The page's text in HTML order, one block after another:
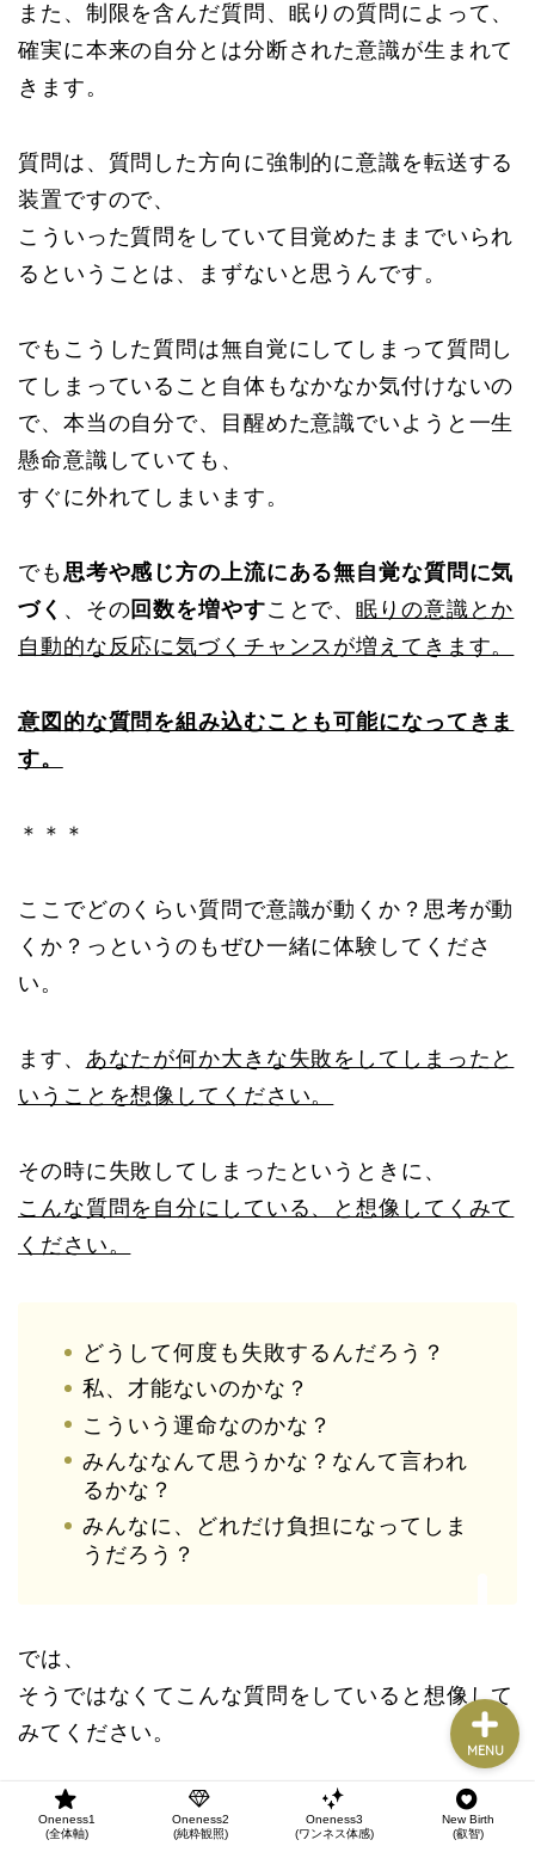
また、制限を含んだ質問、眠りの質問によって、
確実に本来の自分とは分断された意識が生まれて
きます。
質問は、質問した方向に強制的に意識を転送する
装置ですので、
こういった質問をしていて目覚めたままでいられ
るということは、まずないと思うんです。
でもこうした質問は無自覚にしてしまって質問し
てしまっていること自体もなかなか気付けないの
で、本当の自分で、目醒めた意識でいようと一生
懸命意識していても、
すぐに外れてしまいます。
でも思考や感じ方の上流にある無自覚な質問に気
づく 、その回数を増やすことで、眠りの意識とか
自動的な反応に気づくチャンスが増えてきます。
意図的な質問を組み込むことも可能になってきま
す。
＊＊＊
ここでどのくらい質問で意識が動くか？思考が動
くか？っというのもぜひ一緒に体験してくださ
い。
ます、 あなたが何か大きな失敗をしてしまったと
いうことを想像してください。
その時に失敗してしまったというときに、
こんな質問を自分にしている、と想像してくみて
ください。
どうして何度も失敗するんだろう？
私、才能ないのかな？
こういう運命なのかな？
みんななんて思うかな？なんて言われ
るかな？
みんなに、どれだけ負担になってしま
うだろう？
では、
そうではなくてこんな質問をしていると想像して
みてください。
これ、笑い話にするとしたら、どう話
Oneness1
(全体軸)
Oneness2
(純粋観照)
Oneness3
(ワンネス体感)
New Birth
(叡智)
MENU
(全体軸)
(ワンネス体感)